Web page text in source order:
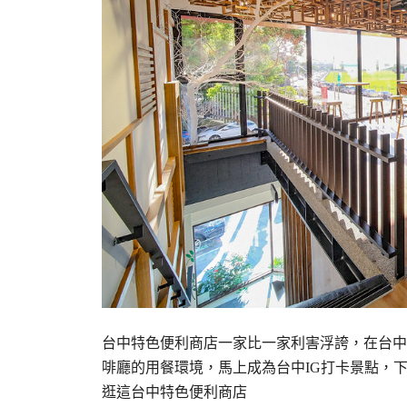
台中特色便利商店一家比一家利害浮誇，在台
啡廳的用餐環境，馬上成為台中IG打卡景點，
逛這台中特色便利商店